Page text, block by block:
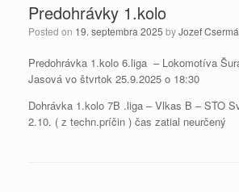
Predohrávky 1.kolo
Posted on 19. septembra 2025 byJozef
Predohrávka 1.kolo 6.liga – Lokomotíva
Jasová vo štvrtok 25.9.2025 o 18:30
Dohrávka 1.kolo 7B .liga – Vlkas B – STO
2.10. ( z techn.príčin ) čas zatial neurčený